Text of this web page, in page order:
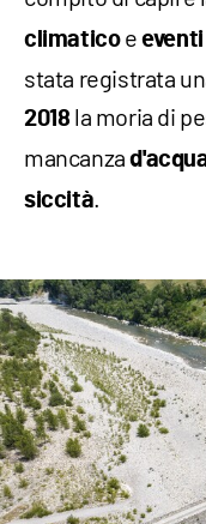
climaticoeeventi
stata registrata
2018 la moria di
mancanza
siccità.